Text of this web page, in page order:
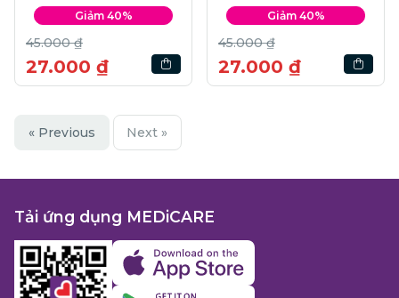
Giảm 40%
45.000 ₫
27.000 ₫
Giảm 40%
45.000 ₫
27.000 ₫
« Previous Next »
Tải ứng dụng MEDiCARE